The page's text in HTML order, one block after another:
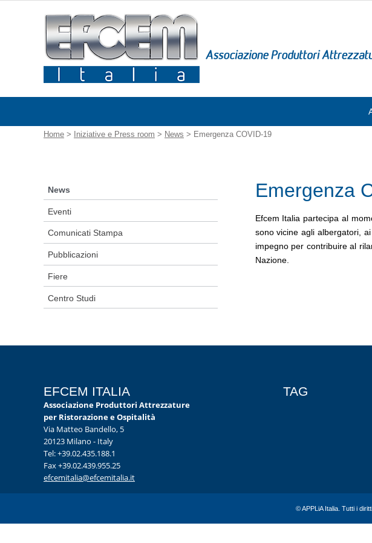
Home > Iniziative e Press room > News > Emergenza COVID-19
News
Eventi
Comunicati Stampa
Pubblicazioni
Fiere
Centro Studi
Emergenza
Efcem Italia partecipa al
sono vicine agli albergatori,
impegno per contribuire al
Nazione.
EFCEM ITALIA
Associazione Produttori Attrezzature
per Ristorazione e Ospitalità
Via Matteo Bandello, 5
20123 Milano - Italy
Tel: +39.02.435.188.1
Fax +39.02.439.955.25
efcemitalia@efcemitalia.it
TAG
© APPLiA Italia. Tutti i